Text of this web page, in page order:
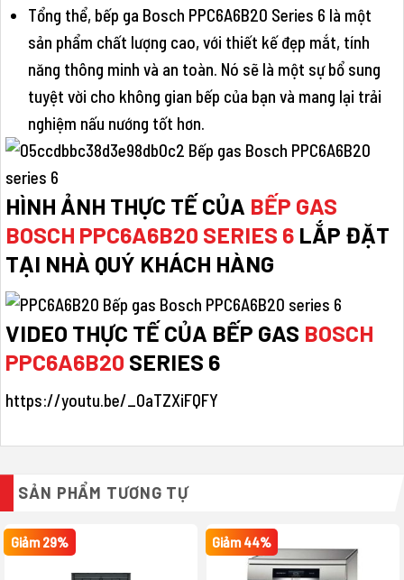
Tổng thể, bếp ga Bosch PPC6A6B20 Series 6 là một
sản phẩm chất lượng cao, với thiết kế đẹp mắt, tính
năng thông minh và an toàn. Nó sẽ là một sự bổ sung
tuyệt vời cho không gian bếp của bạn và mang lại trải
nghiệm nấu nướng tốt hơn.
HÌNH ẢNH THỰC TẾ CỦA BẾP GAS
BOSCH PPC6A6B20 SERIES 6 LẮP ĐẶT
TẠI NHÀ QUÝ KHÁCH HÀNG
VIDEO THỰC TẾ CỦA BẾP GAS BOSCH
PPC6A6B20 SERIES 6
https://youtu.be/_OaTZXiFQFY
SẢN PHẨM TƯƠNG TỰ
Giảm 29% Giảm 44%